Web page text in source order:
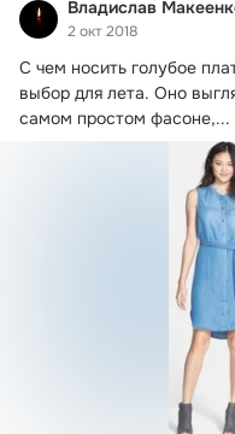
Владислав
2 окт 2018
С чем носить голубое
выбор для лета. Оно
самом простом фасоне,...